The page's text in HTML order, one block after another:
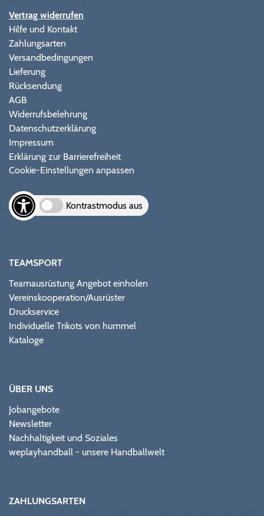
Vertrag widerrufen
Hilfe und Kontakt
Zahlungsarten
Versandbedingungen
Lieferung
Rücksendung
AGB
Widerrufsbelehrung
Datenschutzerklärung
Impressum
Erklärung zur Barrierefreiheit
Cookie-Einstellungen anpassen
Kontrastmodus aus
TEAMSPORT
Teamausrüstung Angebot einholen
Vereinskooperation/Ausrüster
Druckservice
Individuelle Trikots von hummel
Kataloge
ÜBER UNS
Jobangebote
Newsletter
Nachhaltigkeit und Soziales
weplayhandball - unsere Handballwelt
ZAHLUNGSARTEN